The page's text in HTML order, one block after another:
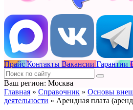
Прайс Контакты Вакансии Гарантии
Ваш регион: Москва
Главная » Справочник » Основы
деятельности » Арендная плата